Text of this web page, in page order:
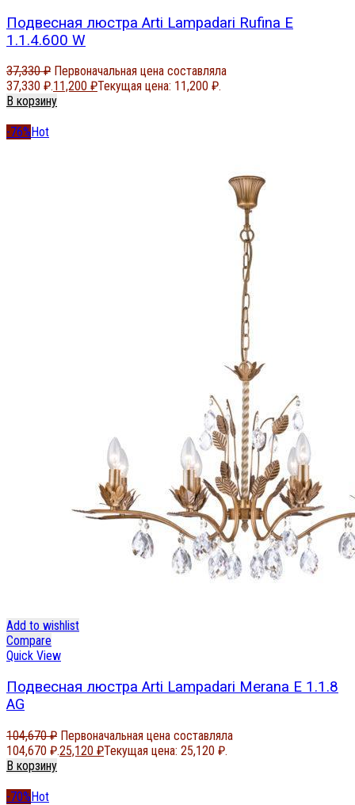
Подвесная люстра Arti Lampadari Rufina E
1.1.4.600 W
37,330₽ Первоначальная цена составляла
37,330 ₽.11,200 ₽Текущая цена: 11,200 ₽.
В корзину
-76% Hot
Add to wishlist
Compare
Quick View
Подвесная люстра Arti Lampadari Merana E 1.1.8
AG
104,670₽ Первоначальная цена составляла
104,670 ₽.25,120 ₽Текущая цена: 25,120 ₽.
В корзину
-70%Hot